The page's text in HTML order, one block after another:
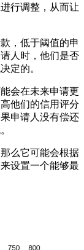
行调整，从而让
，低于阈值的申
人时，他们是否
定的。
会在未来申请更
他们的信用评分
申请人没有偿还
么它可能会根据
设置一个能够最